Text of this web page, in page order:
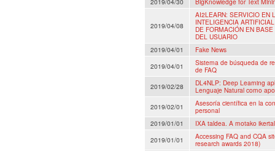
2019/04/08
AI2LEARN: SERVICIO EN
INTELIGENCIA
DE FORMACIÓN EN
DEL USUARIO
2019/04/01
Fake News
2019/04/01
Sistema de búsqueda de
de FAQ
2019/02/28
DL4NLP: Deep Learning
Lenguaje Natural como
2019/02/01
Asesoría científica en la
personal
2019/01/01
IXA taldea. A motako
2019/01/01
Accessing FAQ and CQA
research awards 2018)